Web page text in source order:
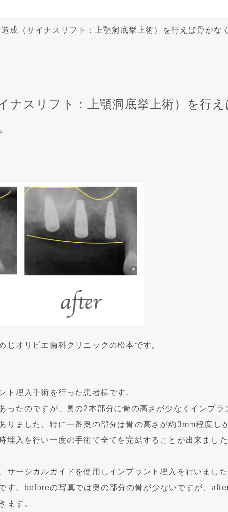
造成（サイナスリフト：上顎洞底挙上術）を行えば骨がな
ナスリフト：上顎洞底挙上術）を行
オリビエ歯科クリニックの松本です。
ト埋入手術を行った患者様です。
ったのですが、奥の2本部分に骨の高さが少なくインプ
りました。特に一番奥の部分は骨の高さが約3mm程度し
埋入を行い一度の手術で全てを完結することが出来ました
サージカルガイドを使用しインプラント埋入を行いました
す。beforeの写真では奥の部分の骨が少ないですが、
ます。